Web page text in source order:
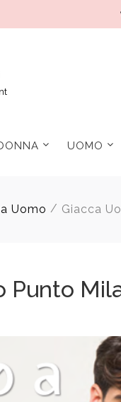
UOMO
Uomo / Giacca
Punto